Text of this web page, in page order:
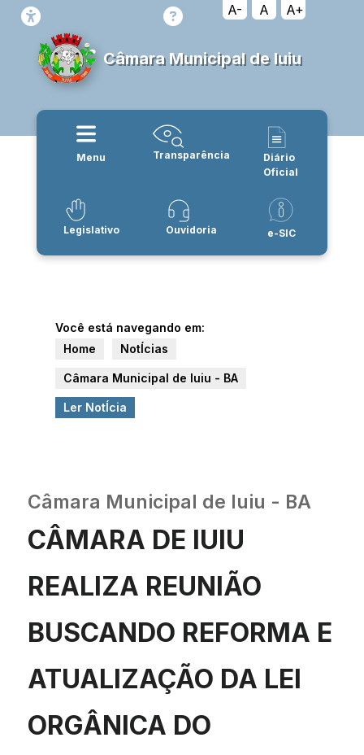
A- A A+
Câmara Municipal de Iuiu
Menu Transparência
Diário
Oficial
Legislativo Ouvidoria e-SIC
Você está navegando em:
Home
NotÍcias
Câmara Municipal de Iuiu - BA
Ler NotÍcia
Câmara Municipal de Iuiu - BA
CÂMARA DE IUIU
REALIZA REUNIÃO
BUSCANDO REFORMA E
ATUALIZAÇÃO DA LEI
ORGÂNICA DO